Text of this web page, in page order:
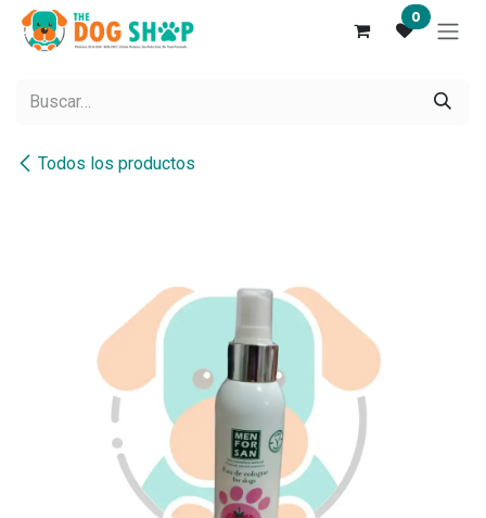
Ir al contenido 0
Todos los productos